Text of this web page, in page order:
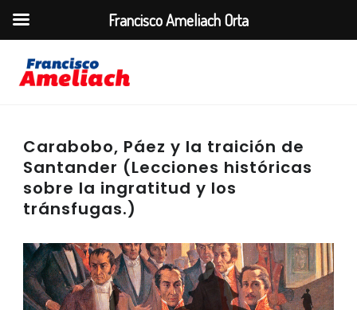
Carabobo, Páez y la traición de
Santander (Lecciones históricas
sobre la ingratitud y los
tránsfugas.)
Francisco Ameliach Orta